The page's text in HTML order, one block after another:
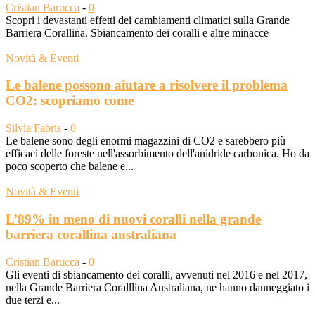
Cristian Barucca - 0
Scopri i devastanti effetti dei cambiamenti climatici sulla Grande
Barriera Corallina. Sbiancamento dei coralli e altre minacce
Novità & Eventi
Le balene possono aiutare a risolvere il problema
CO2: scopriamo come
Silvia Fabris - 0
Le balene sono degli enormi magazzini di CO2 e sarebbero più
efficaci delle foreste nell'assorbimento dell'anidride carbonica. Ho da
poco scoperto che balene e...
Novità & Eventi
L’89% in meno di nuovi coralli nella grande
barriera corallina australiana
Cristian Barucca - 0
Gli eventi di sbiancamento dei coralli, avvenuti nel 2016 e nel 2017,
nella Grande Barriera Coralllina Australiana, ne hanno danneggiato i
due terzi e...